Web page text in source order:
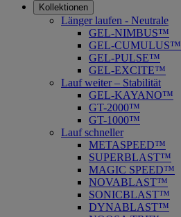
Kollektionen
Länger laufen - Neutrale
GEL-NIMBUS™
GEL-CUMULUS™
GEL-PULSE™
GEL-EXCITE™
Lauf weiter – Stabilität
GEL-KAYANO™
GT-2000™
GT-1000™
Lauf schneller
METASPEED™
SUPERBLAST™
MAGIC SPEED™
NOVABLAST™
SONICBLAST™
DYNABLAST™